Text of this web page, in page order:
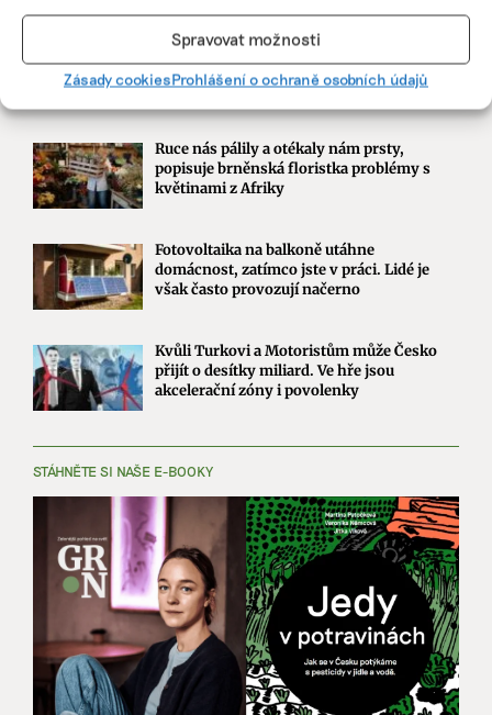
Spravovat možnosti
Zásady cookiesProhlášení o ochraně osobních údajů
Přihlásit odběr
Ruce nás pálily a otékaly nám prsty,
popisuje brněnská floristka problémy s
květinami z Afriky
Fotovoltaika na balkoně utáhne
domácnost, zatímco jste v práci. Lidé je
však často provozují načerno
Kvůli Turkovi a Motoristům může Česko
přijít o desítky miliard. Ve hře jsou
akcelerační zóny i povolenky
STÁHNĚTE SI NAŠE E-BOOKY